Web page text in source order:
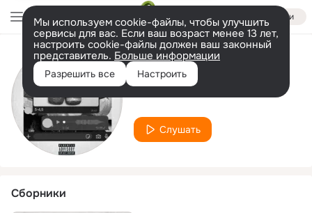
Войти
Мы используем cookie-файлы, чтобы улучшить
сервисы для вас. Если ваш возраст менее 13 лет,
настроить cookie-файлы должен ваш законный
представитель. Больше информации
Разрешить все Настроить
Исполнитель
JINIX ZT
Слушать
Сборники